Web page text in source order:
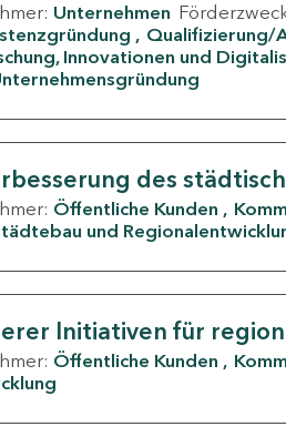
Unternehmen
Qualifizierung/
Innovationen und
des
Öffentliche Kunden
und
Initiativen für
Öffentliche Kunden